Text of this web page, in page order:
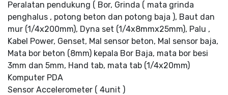
Peralatan pendukung ( Bor, Grinda ( mata grinda
penghalus , potong beton dan potong baja ), Baut dan
mur (1/4x200mm), Dyna set (1/4x8mmx25mm), Palu ,
Kabel Power, Genset, Mal sensor beton, Mal sensor baja,
Mata bor beton (8mm) kepala Bor Baja, mata bor besi
3mm dan 5mm, Hand tab, mata tab (1/4x20mm)
Komputer PDA
Sensor Accelerometer ( 4unit )